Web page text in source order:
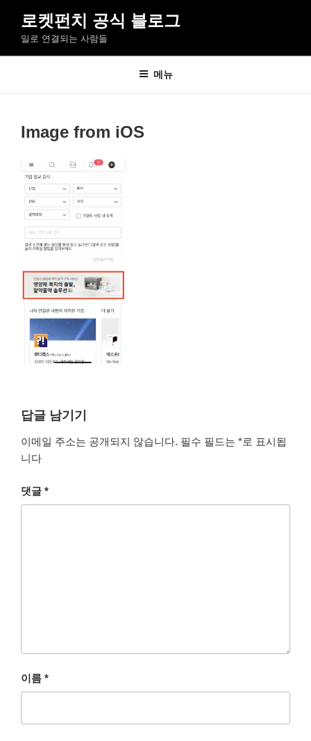
로
로켓펀치 공식 블로그
일로 연결되는 사람들
메뉴
Image from iOS
답글 남기기
이메일 주소는 공개되지 않습니다. 필수 필드는 *로 표시됩
니다
댓글 *
이름 *